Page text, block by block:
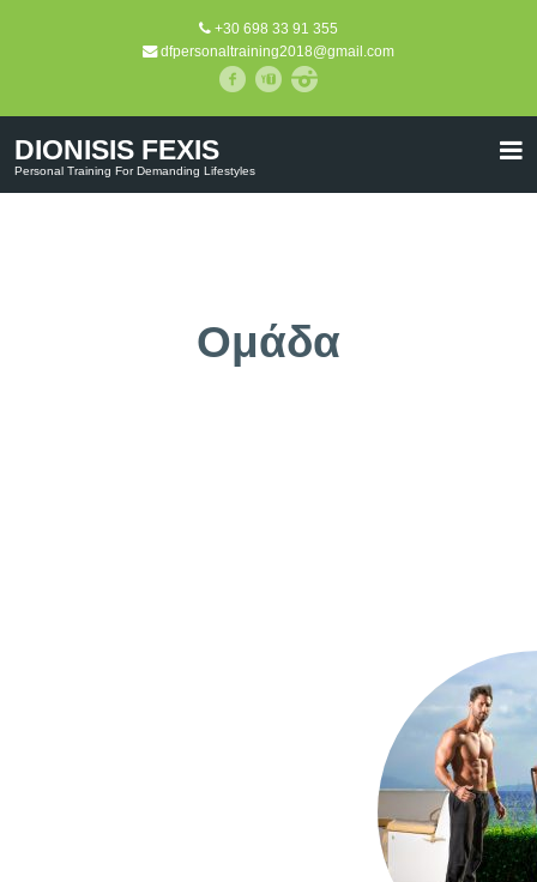
+30 698 33 91 355
dfpersonaltraining2018@gmail.com
DIONISIS FEXIS
Personal Training For Demanding Lifestyles
Ομάδα